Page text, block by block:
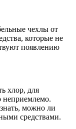
чехлы от
которые не
появлению
хлор, для
неприемлемо.
можно ли
средствами.